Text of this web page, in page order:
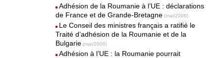
Adhésion de la Roumanie à l’UE : déclarations
de France et de Grande-Bretagne (mai/2006)
Le Conseil des ministres français a ratifié le
Traité d’adhésion de la Roumanie et de la
Bulgarie (mai/2006)
Adhésion à l’UE : la Roumanie pourrait